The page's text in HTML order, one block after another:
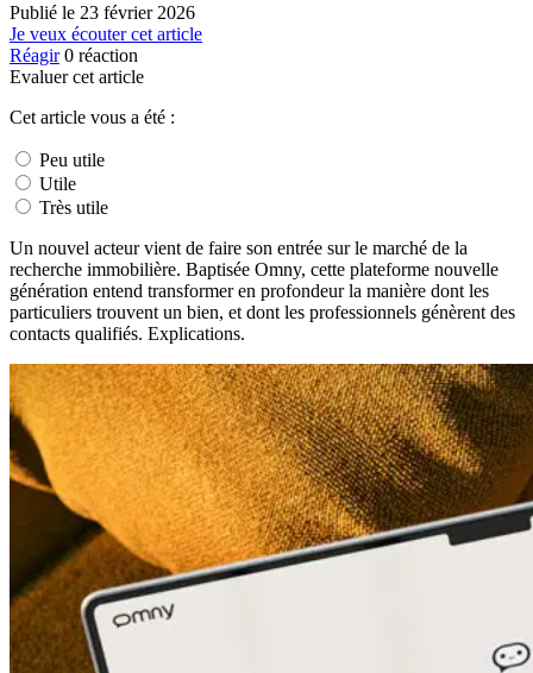
Publié le 23 février 2026
Je veux écouter cet article
Réagir 0 réaction
Evaluer cet article
Cet article vous a été :
Peu utile
Utile
Très utile
Un nouvel acteur vient de faire son entrée sur le marché de la
recherche immobilière. Baptisée Omny, cette plateforme nouvelle
génération entend transformer en profondeur la manière dont les
particuliers trouvent un bien, et dont les professionnels génèrent des
contacts qualifiés. Explications.